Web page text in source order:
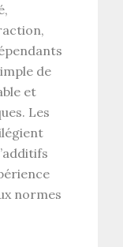
de
et
Les
normes